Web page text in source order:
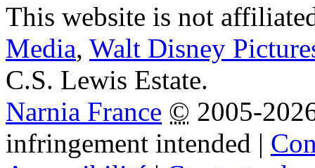
This website is not
Media, Walt Disney
C.S. Lewis Estate.
Narnia France © 2005-
infringement intended |